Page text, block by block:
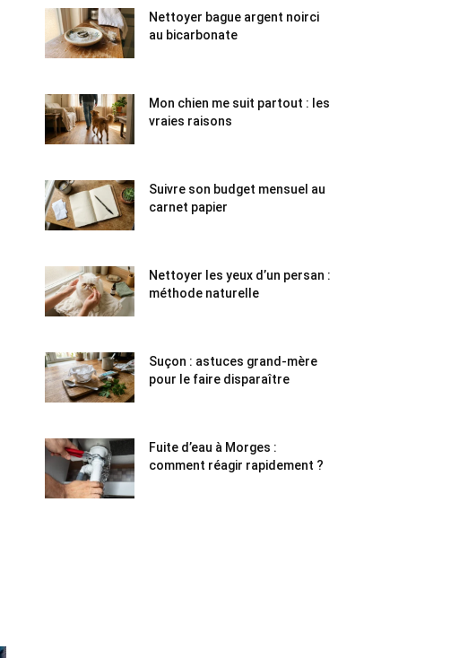
Nettoyer bague argent noirci
au bicarbonate
Mon chien me suit partout : les
vraies raisons
Suivre son budget mensuel au
carnet papier
Nettoyer les yeux d’un persan :
méthode naturelle
Suçon : astuces grand-mère
pour le faire disparaître
Fuite d’eau à Morges :
comment réagir rapidement ?